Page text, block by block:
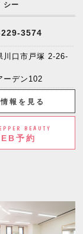
シー
3574
川口市戸塚 2-26-
ーデン102
報を見る
BEAUTY
予約